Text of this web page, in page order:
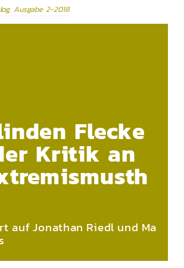
Ausgabe 2-2018
Flecke
Kritik an
auf Jonathan Riedl und Ma